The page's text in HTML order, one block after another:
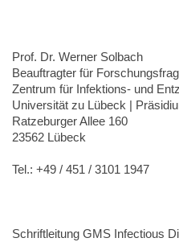
Prof. Dr. Werner Solbach
Beauftragter für
Zentrum für Infektions- und
Universität zu Lübeck |
Ratzeburger Allee 160
23562 Lübeck
Tel.: +49 / 451 / 3101 1947
Schriftleitung GMS Infectious